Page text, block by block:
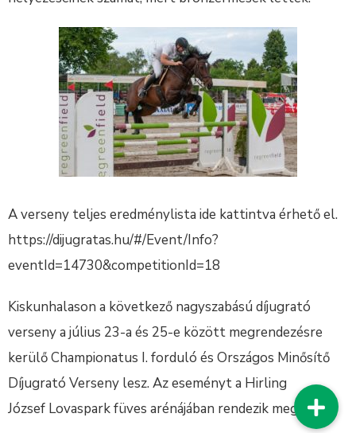
A verseny teljes eredménylista ide kattintva érhető el.
https://dijugratas.hu/#/Event/Info?
eventId=14730&competitionId=18
Kiskunhalason a következő nagyszabású díjugrató
verseny a július 23-a és 25-e között megrendezésre
kerülő Championatus I. forduló és Országos Minősítő
Díjugrató Verseny lesz. Az eseményt a Hirling
József Lovaspark füves arénájában rendezik meg.